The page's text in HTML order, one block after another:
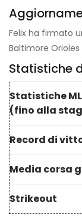
Felix ha firmato
Baltimore
Statistiche
Statistiche
(fino alla
Record di
Media corsa
Strikeout